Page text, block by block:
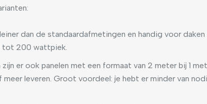
dan de standaardafmetingen en handig voor
tot 200 wattpiek.
er ook panelen met een formaat van 2 meter bij 1
leveren. Groot voordeel: je hebt er minder van